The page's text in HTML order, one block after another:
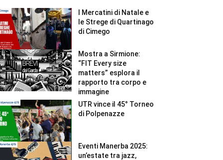
I Mercatini di Natale e
le Strege di Quartinago
di Cimego
Mostra a Sirmione:
“FIT Every size
matters” esplora il
rapporto tra corpo e
immagine
UTR vince il 45° Torneo
di Polpenazze
Eventi Manerba 2025:
un’estate tra jazz,